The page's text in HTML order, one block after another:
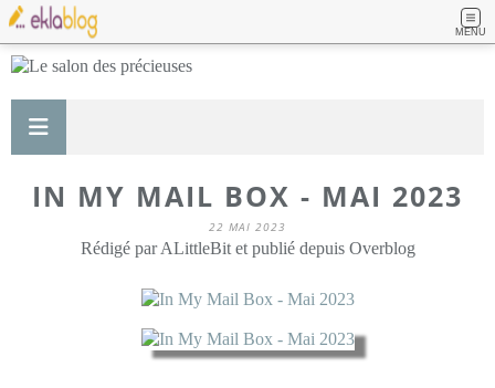
MENU
IN MY MAIL BOX - MAI 2023
22 MAI 2023
Rédigé par ALittleBit et publié depuis Overblog